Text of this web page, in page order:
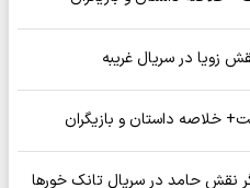
زویا در سریال غریبه
خلاصه داستان و بازیگران
نقش حامد در سریال تانک خورها